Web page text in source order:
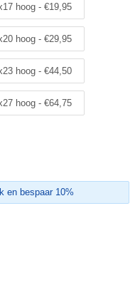
hoog - €19,95
hoog - €29,95
hoog - €44,50
hoog - €64,75
en bespaar 10%